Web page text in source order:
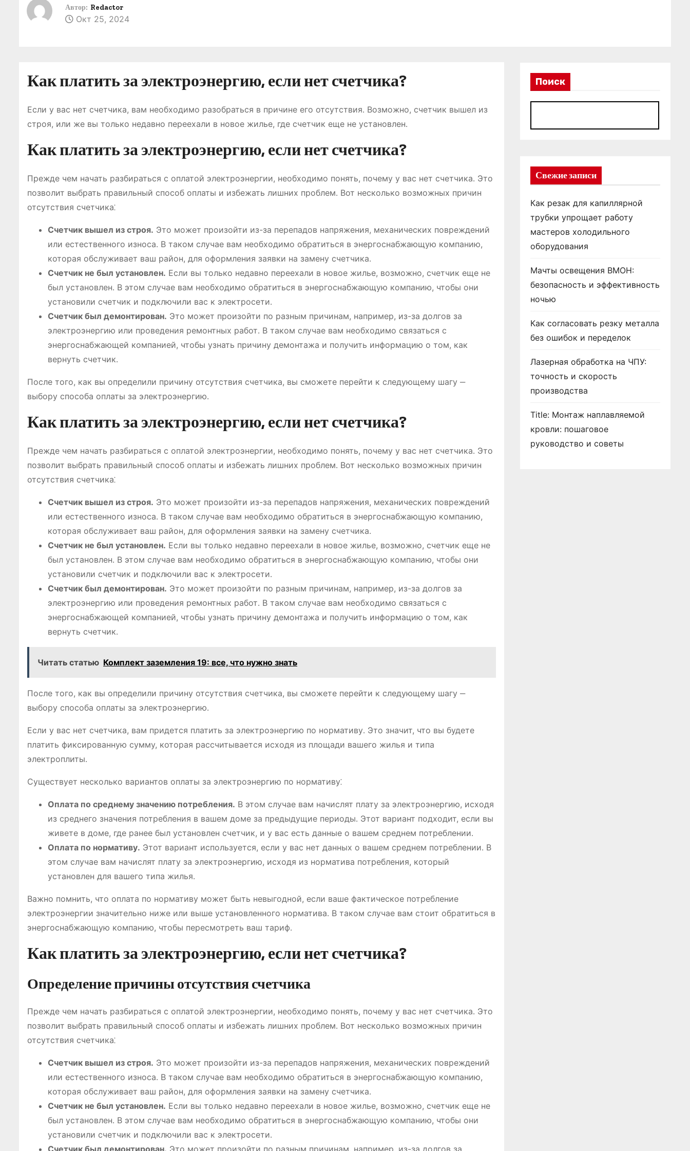
Автор: Redactor
Окт 25, 2024
Как платить за электроэнергию, если нет счетчика?
Если у вас нет счетчика, вам необходимо разобраться в причине его отсутствия․ Возможно, счетчик вышел из
строя, или же вы только недавно переехали в новое жилье, где счетчик еще не установлен․
Как платить за электроэнергию, если нет счетчика?
Прежде чем начать разбираться с оплатой электроэнергии, необходимо понять, почему у вас нет счетчика․ Это
позволит выбрать правильный способ оплаты и избежать лишних проблем․ Вот несколько возможных причин
отсутствия счетчика⁚
Счетчик вышел из строя․ Это может произойти из-за перепадов напряжения, механических повреждений
или естественного износа․ В таком случае вам необходимо обратиться в энергоснабжающую компанию,
которая обслуживает ваш район, для оформления заявки на замену счетчика․
Счетчик не был установлен․ Если вы только недавно переехали в новое жилье, возможно, счетчик еще не
был установлен․ В этом случае вам необходимо обратиться в энергоснабжающую компанию, чтобы они
установили счетчик и подключили вас к электросети․
Счетчик был демонтирован․ Это может произойти по разным причинам, например, из-за долгов за
электроэнергию или проведения ремонтных работ․ В таком случае вам необходимо связаться с
энергоснабжающей компанией, чтобы узнать причину демонтажа и получить информацию о том, как
вернуть счетчик․
После того, как вы определили причину отсутствия счетчика, вы сможете перейти к следующему шагу ‒
выбору способа оплаты за электроэнергию․
Как платить за электроэнергию, если нет счетчика?
Прежде чем начать разбираться с оплатой электроэнергии, необходимо понять, почему у вас нет счетчика․ Это
позволит выбрать правильный способ оплаты и избежать лишних проблем․ Вот несколько возможных причин
отсутствия счетчика⁚
Счетчик вышел из строя․ Это может произойти из-за перепадов напряжения, механических повреждений
или естественного износа․ В таком случае вам необходимо обратиться в энергоснабжающую компанию,
которая обслуживает ваш район, для оформления заявки на замену счетчика․
Счетчик не был установлен․ Если вы только недавно переехали в новое жилье, возможно, счетчик еще не
был установлен․ В этом случае вам необходимо обратиться в энергоснабжающую компанию, чтобы они
установили счетчик и подключили вас к электросети․
Счетчик был демонтирован․ Это может произойти по разным причинам, например, из-за долгов за
электроэнергию или проведения ремонтных работ․ В таком случае вам необходимо связаться с
энергоснабжающей компанией, чтобы узнать причину демонтажа и получить информацию о том, как
вернуть счетчик․
Читать статью Комплект заземления 19: все, что нужно знать
После того, как вы определили причину отсутствия счетчика, вы сможете перейти к следующему шагу ‒
выбору способа оплаты за электроэнергию․
Если у вас нет счетчика, вам придется платить за электроэнергию по нормативу․ Это значит, что вы будете
платить фиксированную сумму, которая рассчитывается исходя из площади вашего жилья и типа
электроплиты․
Существует несколько вариантов оплаты за электроэнергию по нормативу⁚
Оплата по среднему значению потребления․ В этом случае вам начислят плату за электроэнергию, исходя
из среднего значения потребления в вашем доме за предыдущие периоды․ Этот вариант подходит, если вы
живете в доме, где ранее был установлен счетчик, и у вас есть данные о вашем среднем потреблении․
Оплата по нормативу․ Этот вариант используется, если у вас нет данных о вашем среднем потреблении․ В
этом случае вам начислят плату за электроэнергию, исходя из норматива потребления, который
установлен для вашего типа жилья․
Важно помнить, что оплата по нормативу может быть невыгодной, если ваше фактическое потребление
электроэнергии значительно ниже или выше установленного норматива․ В таком случае вам стоит обратиться в
энергоснабжающую компанию, чтобы пересмотреть ваш тариф․
Как платить за электроэнергию, если нет счетчика?
Определение причины отсутствия счетчика
Прежде чем начать разбираться с оплатой электроэнергии, необходимо понять, почему у вас нет счетчика․ Это
позволит выбрать правильный способ оплаты и избежать лишних проблем․ Вот несколько возможных причин
отсутствия счетчика⁚
Счетчик вышел из строя․ Это может произойти из-за перепадов напряжения, механических повреждений
или естественного износа․ В таком случае вам необходимо обратиться в энергоснабжающую компанию,
которая обслуживает ваш район, для оформления заявки на замену счетчика․
Счетчик не был установлен․ Если вы только недавно переехали в новое жилье, возможно, счетчик еще не
был установлен․ В этом случае вам необходимо обратиться в энергоснабжающую компанию, чтобы они
установили счетчик и подключили вас к электросети․
Счетчик был демонтирован․ Это может произойти по разным причинам, например, из-за долгов за
Поиск
Свежие записи
Как резак для капиллярной
трубки упрощает работу
мастеров холодильного
оборудования
Мачты освещения ВМОН:
безопасность и эффективность
ночью
Как согласовать резку металла
без ошибок и переделок
Лазерная обработка на ЧПУ:
точность и скорость
производства
Title: Монтаж наплавляемой
кровли: пошаговое
руководство и советы